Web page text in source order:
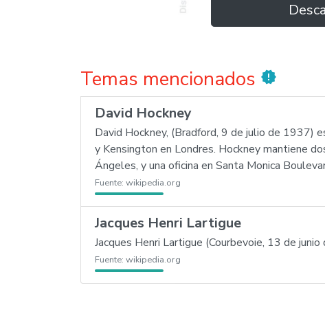
Temas mencionados new_releases
David Hockney
David Hockney, (Bradford, 9 de julio de 1937)
y Kensington en Londres. Hockney mantiene
Ángeles, y una oficina en Santa Monica
Fuente: wikipedia.org
Jacques Henri Lartigue
Jacques Henri Lartigue (Courbevoie, 13 de
Fuente: wikipedia.org